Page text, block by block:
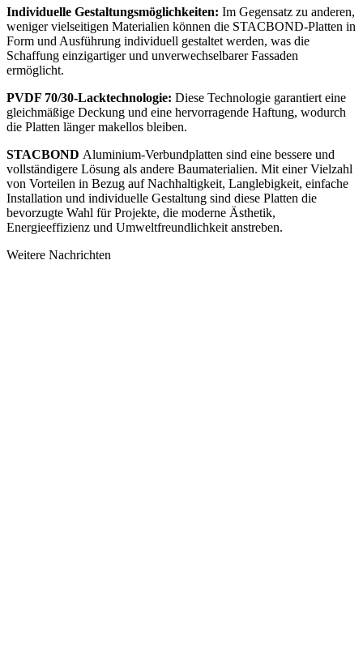
Individuelle Gestaltungsmöglichkeiten: Im Gegensatz zu anderen,
weniger vielseitigen Materialien können die STACBOND-Platten in
Form und Ausführung individuell gestaltet werden, was die
Schaffung einzigartiger und unverwechselbarer Fassaden
ermöglicht.
PVDF 70/30-Lacktechnologie: Diese Technologie garantiert eine
gleichmäßige Deckung und eine hervorragende Haftung, wodurch
die Platten länger makellos bleiben.
STACBOND Aluminium-Verbundplatten sind eine bessere und
vollständigere Lösung als andere Baumaterialien. Mit einer Vielzahl
von Vorteilen in Bezug auf Nachhaltigkeit, Langlebigkeit, einfache
Installation und individuelle Gestaltung sind diese Platten die
bevorzugte Wahl für Projekte, die moderne Ästhetik,
Energieeffizienz und Umweltfreundlichkeit anstreben.
Weitere Nachrichten